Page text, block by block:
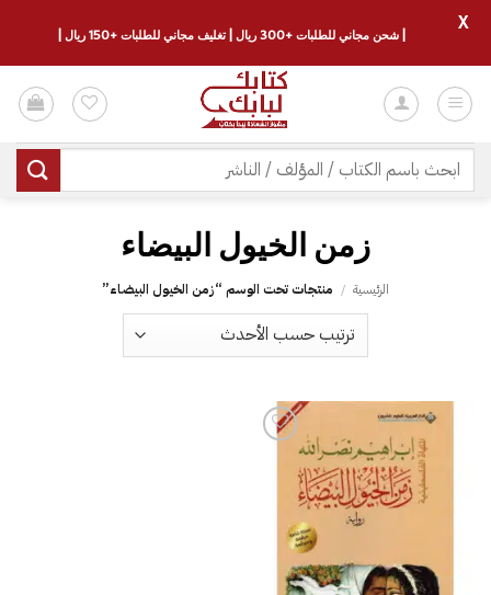
للمحتوى
البحث
عن:
زمن الخيول البيضاء
الرئيسية / منتجات تحت الوسم “زمن الخيول البيضاء”
| شحن مجاني للطلبات +300 ريال | تغليف مجاني للطلبات +150 ريال |
X